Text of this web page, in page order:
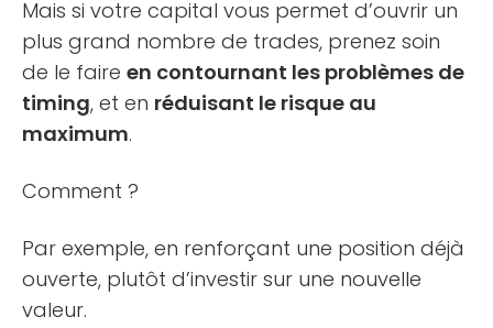
Mais si votre capital vous permet d’ouvrir un
plus grand nombre de trades, prenez soin
de le faire en contournant les problèmes de
timing, et en réduisant le risque au
maximum.
Comment ?
Par exemple, en renforçant une position déjà
ouverte, plutôt d’investir sur une nouvelle
valeur.